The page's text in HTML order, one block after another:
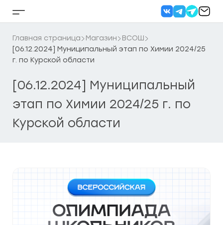
Кнопка
бокового
меню
Главная страница Магазин
ВСОШ
[06.12.2024] Муниципальный этап по Химии 2024/25
г. по Курской области
[06.12.2024] Муниципальный
этап по Химии 2024/25 г. по
Курской области